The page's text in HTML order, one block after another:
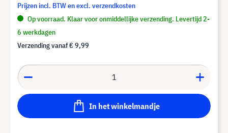
Prijzen incl. BTW en excl. verzendkosten
Op voorraad. Klaar voor onmiddellijke verzending. Levertijd 2-
6 werkdagen
Verzending vanaf€ 9,99
In het winkelmandje